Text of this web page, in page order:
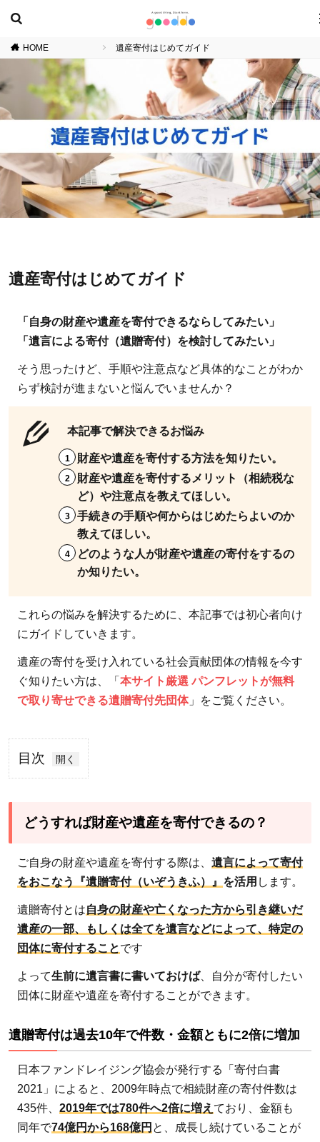
HOME 遺産寄付はじめてガイド
遺産寄付はじめてガイド
「自身の財産や遺産を寄付できるならしてみたい」
「遺言による寄付（遺贈寄付）を検討してみたい」
そう思ったけど、手順や注意点など具体的なことがわか
らず検討が進まないと悩んでいませんか？
本記事で解決できるお悩み
財産や遺産を寄付する方法を知りたい。
財産や遺産を寄付するメリット（相続税な
ど）や注意点を教えてほしい。
手続きの手順や何からはじめたらよいのか
教えてほしい。
どのような人が財産や遺産の寄付をするの
か知りたい。
これらの悩みを解決するために、本記事では初心者向け
にガイドしていきます。
遺産の寄付を受け入れている社会貢献団体の情報を今す
ぐ知りたい方は、「 本サイト厳選 パンフレットが無料
で取り寄せできる遺贈寄付先団体」をご覧ください。
目次
1
すれ
産や
遺産
付で
きる
の？
1.1
遺贈
は過
去10
年で
件
数・
金額
どうすれば財産や遺産を寄付できるの？
ご自身の財産や遺産を寄付する際は、 遺言によって寄付
をおこなう『遺贈寄付（いぞうきふ）』 を活用 します。
遺贈寄付とは自身の財産や亡くなった方から引き継いだ
遺産の一部、もしくは全てを遺言などによって、特定の
団体に寄付することです
よって生前に遺言書に書いておけば、自分が寄付したい
団体に財産や遺産を寄付することができます。
遺贈寄付は過去10年で件数・金額ともに2倍に増加
日本ファンドレイジング協会が発行する「寄付白書
2021」によると、2009年時点で相続財産の寄付件数は
435件、 2019年では780件へ2倍に増え ており、金額も
同年で74億円から168億円 と、成長し続けていることが